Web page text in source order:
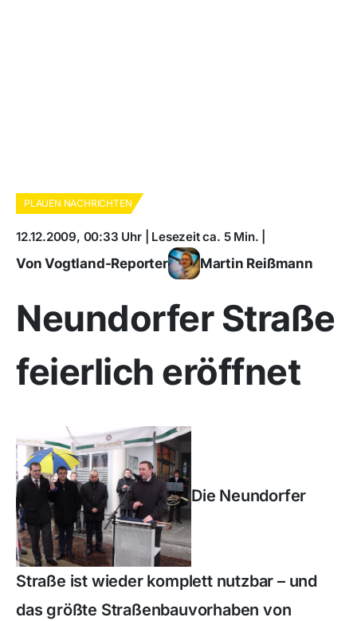
PLAUEN NACHRICHTEN
12.12.2009, 00:33 Uhr | Lesezeit ca. 5 Min. |
Von Vogtland-Reporter Martin Reißmann
Neundorfer Straße
feierlich eröffnet
Die Neundorfer
Straße ist wieder komplett nutzbar – und
das größte Straßenbauvorhaben von